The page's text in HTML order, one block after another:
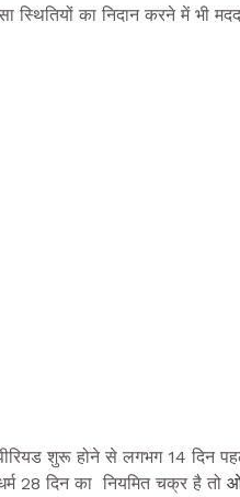
का निदान करने में भी
शुरू होने से लगभग 14 दिन
28 दिन का नियमित चक्र है तो